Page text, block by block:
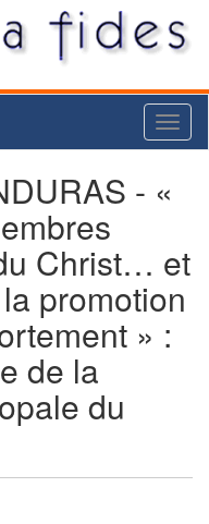
- «
Christ… et
promotion
» :
de la
du